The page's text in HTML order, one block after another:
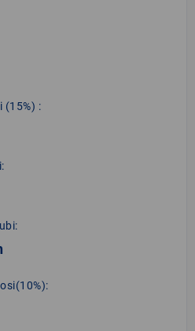
(15%) :